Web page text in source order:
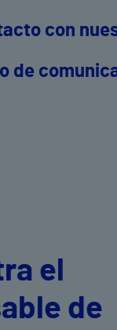
con
de
el
de